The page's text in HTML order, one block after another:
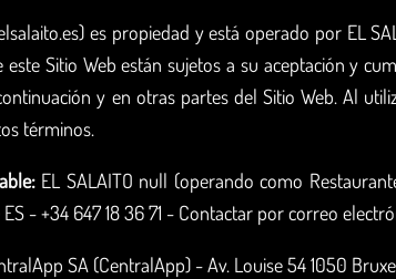
es propiedad y está operado por EL
este Sitio Web están sujetos a su aceptación y
y en otras partes del Sitio Web. Al
términos.
EL SALAITO null (operando como
- +34 647 18 36 71 - Contactar por correo
SA (CentralApp) - Av. Louise 54 1050